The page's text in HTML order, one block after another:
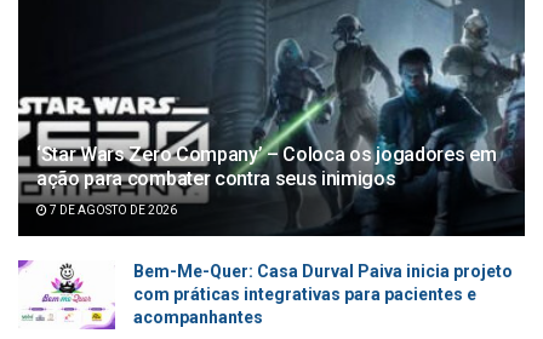
‘Star Wars Zero Company’ – Coloca os jogadores em
ação para combater contra seus inimigos
7 DE AGOSTO DE 2026
Bem-Me-Quer: Casa Durval Paiva inicia projeto
com práticas integrativas para pacientes e
acompanhantes